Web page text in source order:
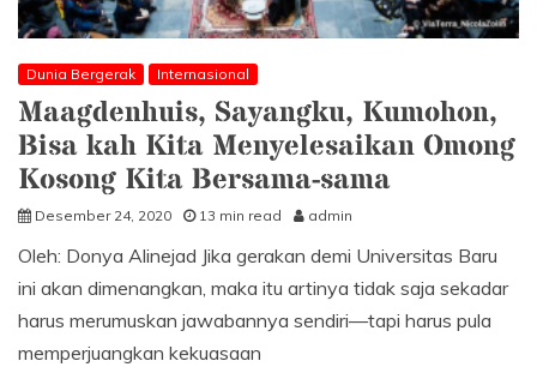
Dunia Bergerak Internasional
Maagdenhuis, Sayangku, Kumohon,
Bisa kah Kita Menyelesaikan Omong
Kosong Kita Bersama-sama
Desember 24, 2020 13 min read admin
Oleh: Donya Alinejad Jika gerakan demi Universitas Baru
ini akan dimenangkan, maka itu artinya tidak saja sekadar
harus merumuskan jawabannya sendiri—tapi harus pula
memperjuangkan kekuasaan